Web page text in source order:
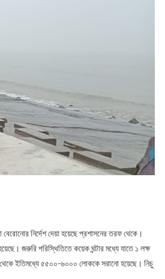
নির্দেশ দেয়া হয়েছে প্রশাসনের তরফ থেকে।
জরুরি পরিস্থিতিতে কয়েক ঘন্টার মধ্যে যাতে ১ লক্ষ
ইতিমধ্যে ৫৫০০-৬০০০ লোককে সরানো হয়েছে। নিচু